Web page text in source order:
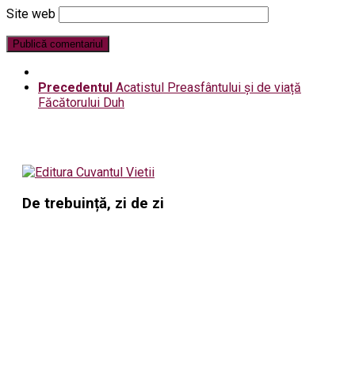
Site web
Precedentul Acatistul Preasfântului și de viață
Făcătorului Duh
De trebuință, zi de zi